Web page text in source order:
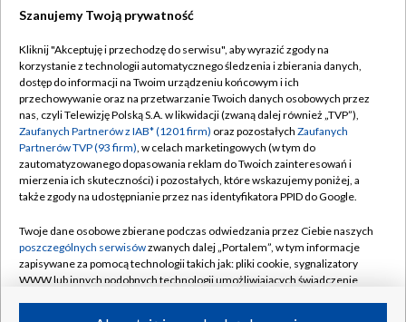
TVP
Abonament TVP
Emisja w TVP
Centrum informacji TVP
Naziemna Telewizja Cyfrowa
Rada Programowa
System NOS
Informacje o nadawcy
Regulamin TVP
Polityka prywatności
Moje zgody
Pomoc
Kontakt
Kanały
Szanujemy Twoją prywatność
Kliknij "Akceptuję i przechodzę do serwisu", aby wyrazić zgody na
korzystanie z technologii automatycznego śledzenia i zbierania danych,
dostęp do informacji na Twoim urządzeniu końcowym i ich
przechowywanie oraz na przetwarzanie Twoich danych osobowych przez
nas, czyli Telewizję Polską S.A. w likwidacji (zwaną dalej również „TVP”),
Zaufanych Partnerów z IAB* (1201 firm) oraz pozostałych Zaufanych
Partnerów TVP (93 firm), w celach marketingowych (w tym do
zautomatyzowanego dopasowania reklam do Twoich zainteresowań i
mierzenia ich skuteczności) i pozostałych, które wskazujemy poniżej, a
także zgody na udostępnianie przez nas identyfikatora PPID do Google.
Twoje dane osobowe zbierane podczas odwiedzania przez Ciebie naszych
poszczególnych serwisówzwanych dalej „Portalem”, w tym informacje
zapisywane za pomocą technologii takich jak: pliki cookie, sygnalizatory
WWW lub innych podobnych technologii umożliwiających świadczenie